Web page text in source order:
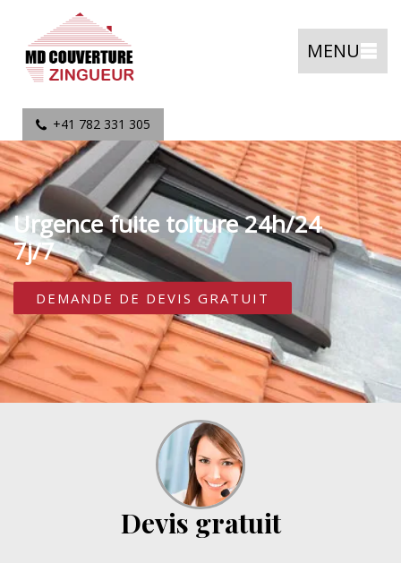
MENU
+41 782 331 305
Urgence fuite toiture 24h/24
7j/7
DEMANDE DE DEVIS GRATUIT
Devis gratuit